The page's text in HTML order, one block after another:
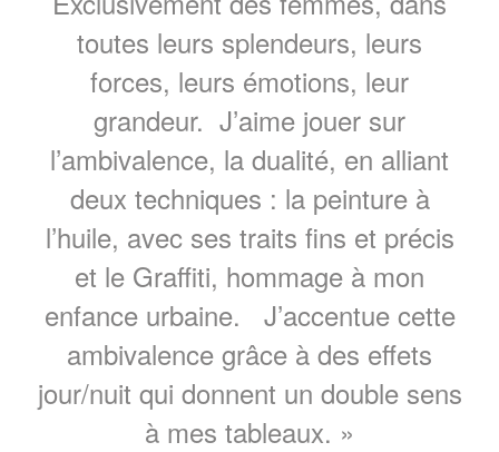
toutes leurs splendeurs, leurs
forces, leurs émotions, leur
grandeur. J’aime jouer sur
l’ambivalence, la dualité, en alliant
deux techniques : la peinture à
l’huile, avec ses traits fins et précis
et le Graffiti, hommage à mon
enfance urbaine. J’accentue cette
ambivalence grâce à des effets
jour/nuit qui donnent un double sens
à mes tableaux. »